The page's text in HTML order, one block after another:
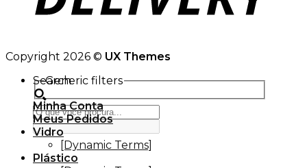
Copyright 2026 © UX Themes
Search
Generic filters
Minha Conta
Meus Pedidos
Vidro
[Dynamic Terms]
Plástico